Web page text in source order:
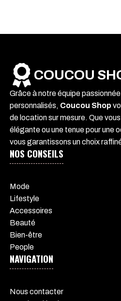
COUCOU
Grâce à notre équipe
personnalisés, Coucou Shop
de location sur mesure. Que
élégante ou une tenue pour une
vous garantissons un choix
NOS CONSEILS
Mode
Lifestyle
Accessoires
Beauté
Bien-être
People
NAVIGATION
Nous contacter